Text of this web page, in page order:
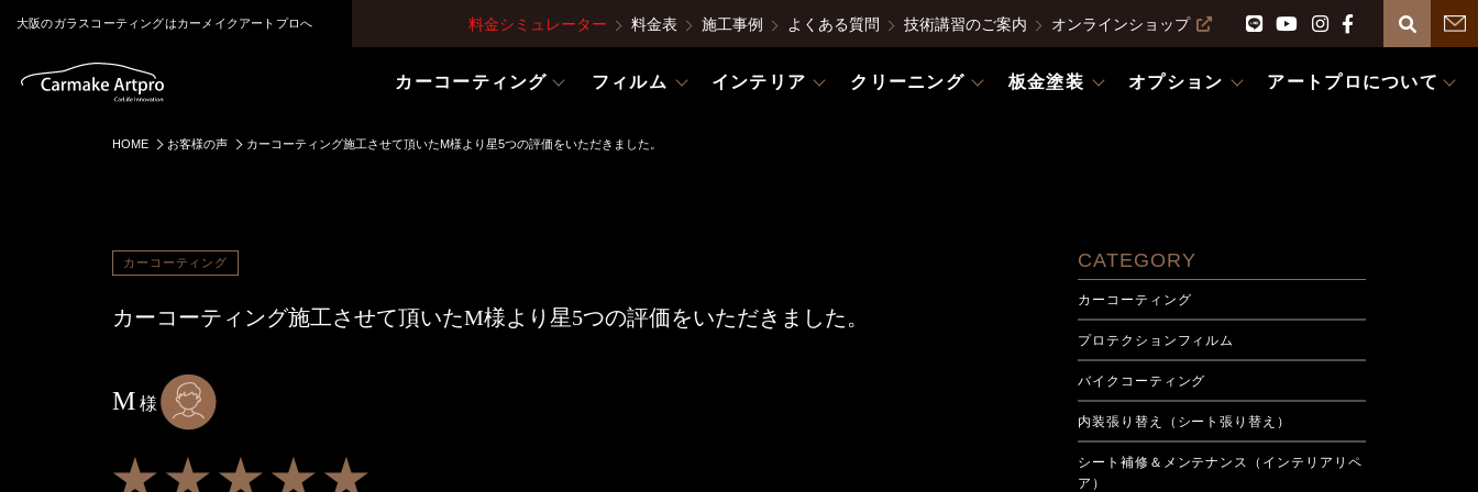
大阪のガラスコーティングはカーメイクアートプロへ 料金シミュレーター 料金表 施工事例 よくある質問 技術講習のご案内 オンラインショップ
カーコーティング フィルム インテリア クリーニング 板金塗装 オプション アートプロについて
HOME お客様の声 カーコーティング施工させて頂いたM様より星5つの評価をいただきました。
カーコーティング
カーコーティング施工させて頂いたM様より星5つの評価をいただきました。
M 様
★★★★★
CATEGORY
カーコーティング
プロテクションフィルム
バイクコーティング
内装張り替え（シート張り替え）
シート補修＆メンテナンス（インテリアリペ
ア）